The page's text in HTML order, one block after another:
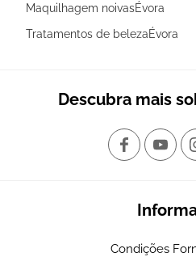
Maquilhagem noivasÉvora
Tratamentos de belezaÉvora
Descubra mais
Condições